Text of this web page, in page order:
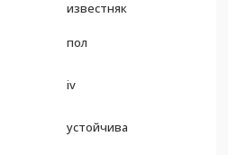
известняк
пол
iv
устойчива